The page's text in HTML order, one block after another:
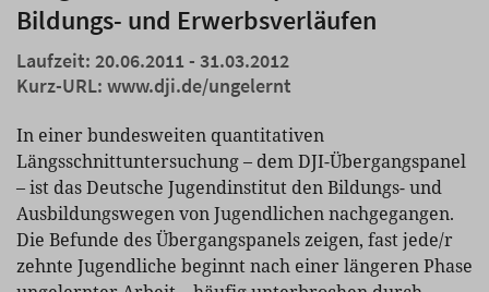
Bildungs- und Erwerbsverläufen
Laufzeit: 20.06.2011 - 31.03.2012
Kurz-URL: www.dji.de/ungelernt
In einer bundesweiten quantitativen
Längsschnittuntersuchung – dem DJI-Übergangspanel
– ist das Deutsche Jugendinstitut den Bildungs- und
Ausbildungswegen von Jugendlichen nachgegangen.
Die Befunde des Übergangspanels zeigen, fast jede/r
zehnte Jugendliche beginnt nach einer längeren Phase